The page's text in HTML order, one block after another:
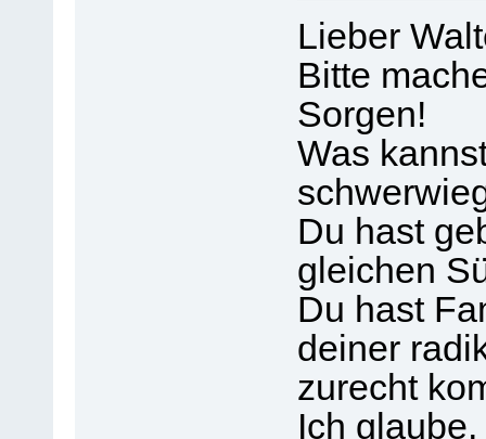
Lieber
Bitte
Sorgen!
Was
Du hast
gleichen
Du hast
deiner
zurecht
Ich